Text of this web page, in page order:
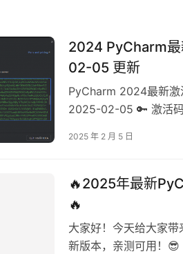
2024 PyCharm
02-05 更新
PyCharm 2024最新激
2025-02-05 🔑 激活
2025 年 2 月 5 日
🔥2025年最新
🔥
大家好！今天给大家
新版本，亲测可用！